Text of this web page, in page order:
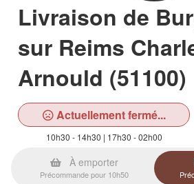
Livraison de
sur Reims
Arnould (51100)
Actuellement fermé...
10h30 - 14h30 | 17h30 - 02h00
À emporter
Précommande pour 10h50